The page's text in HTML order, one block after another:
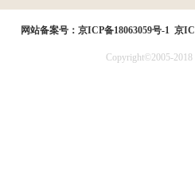
网站备案号： 京ICP备18063059号-1 京
Copyright©2005-2018